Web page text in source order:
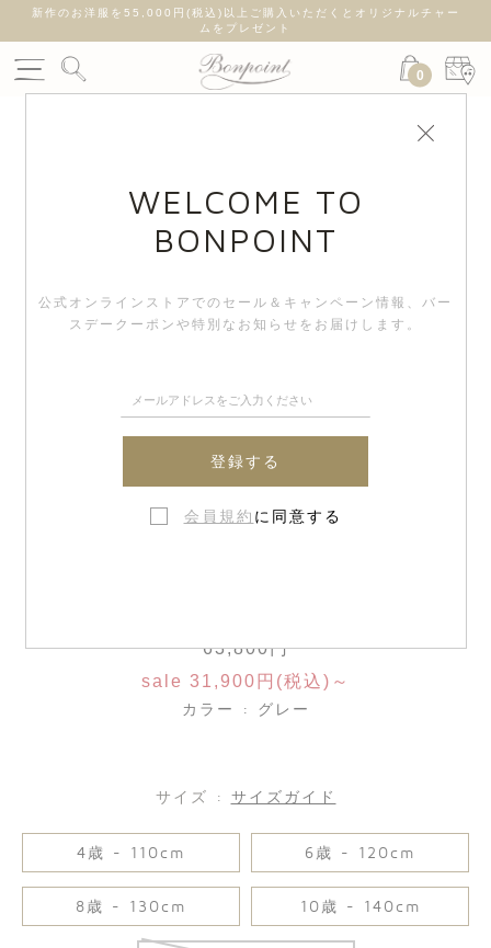
新作のお洋服を55,000円(税込)以上ご購入いただくとオリジナルチャー
ムをプレゼント
0
63,800円
sale 31,900円(税込)～
カラー : グレー
サイズ : サイズガイド
4歳 - 110cm 6歳 - 120cm
8歳 - 130cm 10歳 - 140cm
WELCOME TO
BONPOINT
公式オンラインストアでのセール＆キャンペーン情報、 バー
スデークーポンや特別なお知らせをお届けします。
登録する
会員規約 に同意する